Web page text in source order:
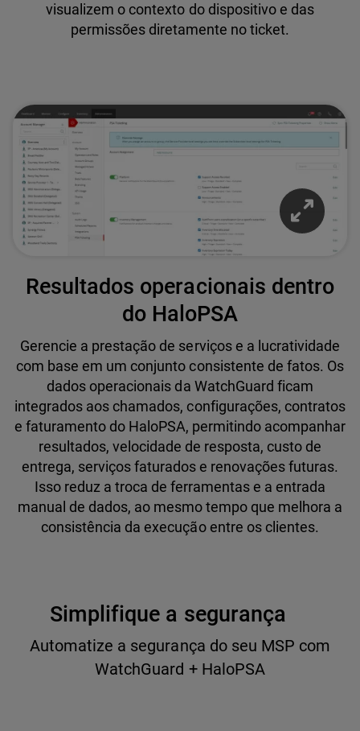
visualizem o contexto do dispositivo e das
permissões diretamente no ticket.
Resultados operacionais dentro
do HaloPSA
Gerencie a prestação de serviços e a lucratividade
com base em um conjunto consistente de fatos. Os
dados operacionais da WatchGuard ficam
integrados aos chamados, configurações, contratos
e faturamento do HaloPSA, permitindo acompanhar
resultados, velocidade de resposta, custo de
entrega, serviços faturados e renovações futuras.
Isso reduz a troca de ferramentas e a entrada
manual de dados, ao mesmo tempo que melhora a
consistência da execução entre os clientes.
Simplifique a segurança
Automatize a segurança do seu MSP com
WatchGuard + HaloPSA